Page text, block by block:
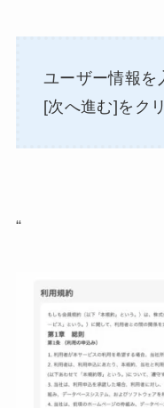
ユーザー情報を
[次へ進む]をク
“